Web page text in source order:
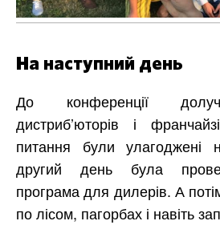
На наступний день
До конференції
дистриб’юторів і
питання були улагоджені
другий день була
програма для дилерів. А
по лісом, пагорбах і навіть